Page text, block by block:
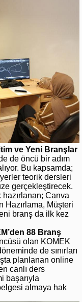
ve Yeni Branşlar
de öncü bir adım
Bu kapsamda;
teorik dersleri
gerçekleştirecek.
hazırlanan; Canva
Hazırlama, Müşteri
branş da ilk kez
88 Branş
olan KOMEK
de sınırları
planlanan online
canlı ders
başarıyla
almaya hak